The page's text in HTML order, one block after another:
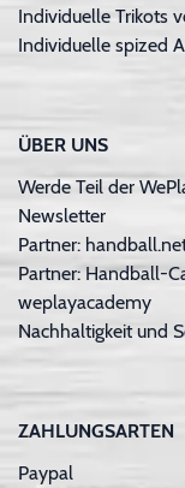
Individuelle Trikots
Individuelle spized
ÜBER UNS
Werde Teil der
Newsletter
Partner:
Partner: Handball-
weplayacademy
Nachhaltigkeit und
ZAHLUNGSARTEN
Paypal